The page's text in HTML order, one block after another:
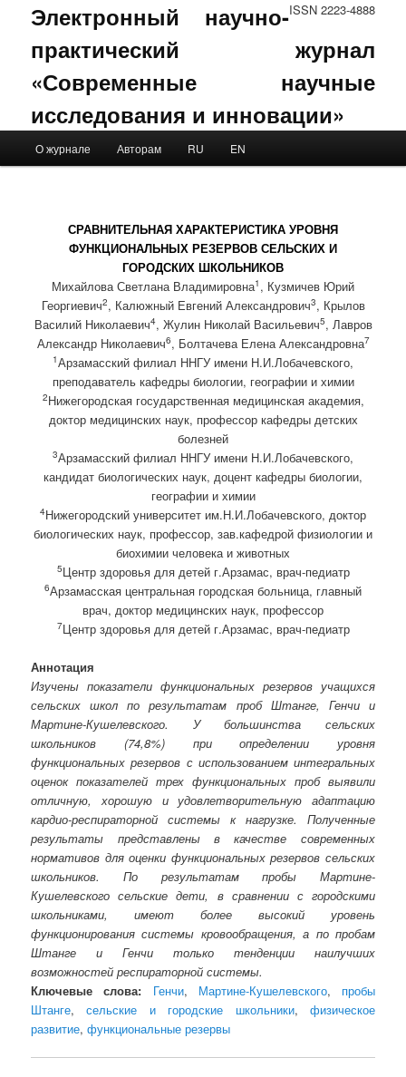
ISSN 2223-4888
Электронный научно-
практический журнал
«Современные научные
исследования и инновации»
Skip to primary content
Skip to secondary content
О журнале Авторам RU EN
СРАВНИТЕЛЬНАЯ ХАРАКТЕРИСТИКА УРОВНЯ
ФУНКЦИОНАЛЬНЫХ РЕЗЕРВОВ СЕЛЬСКИХ И
ГОРОДСКИХ ШКОЛЬНИКОВ
Михайлова Светлана Владимировна1 , Кузмичев Юрий
Георгиевич2, Калюжный Евгений Александрович3, Крылов
Василий Николаевич4, Жулин Николай Васильевич5, Лавров
Александр Николаевич6, Болтачева Елена Александровна7
1Арзамасский филиал ННГУ имени Н.И.Лобачевского,
преподаватель кафедры биологии, географии и химии
2Нижегородская государственная медицинская академия,
доктор медицинских наук, профессор кафедры детских
болезней
3Арзамасский филиал ННГУ имени Н.И.Лобачевского,
кандидат биологических наук, доцент кафедры биологии,
географии и химии
4Нижегородский университет им.Н.И.Лобачевского, доктор
биологических наук, профессор, зав.кафедрой физиологии и
биохимии человека и животных
5Центр здоровья для детей г.Арзамас, врач-педиатр
6Арзамасская центральная городская больница, главный
врач, доктор медицинских наук, профессор
7Центр здоровья для детей г.Арзамас, врач-педиатр
Аннотация
Изучены показатели функциональных резервов учащихся
сельских школ по результатам проб Штанге, Генчи и
Мартине-Кушелевского. У большинства сельских
школьников (74,8%) при определении уровня
функциональных резервов с использованием интегральных
оценок показателей трех функциональных проб выявили
отличную, хорошую и удовлетворительную адаптацию
кардио-респираторной системы к нагрузке. Полученные
результаты представлены в качестве современных
нормативов для оценки функциональных резервов сельских
школьников. По результатам пробы Мартине-
Кушелевского сельские дети, в сравнении с городскими
школьниками, имеют более высокий уровень
функционирования системы кровообращения, а по пробам
Штанге и Генчи только тенденции наилучших
возможностей респираторной системы.
Ключевые слова:
Генчи, Мартине-Кушелевского, пробы
Штанге,сельские и городские школьники, физическое
развитие,функциональные резервы